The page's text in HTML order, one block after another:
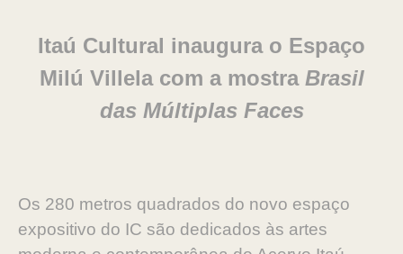
Itaú Cultural inaugura o Espaço
Milú Villela com a mostra Brasil
das Múltiplas Faces
Os 280 metros quadrados do novo espaço
expositivo do IC são dedicados às artes